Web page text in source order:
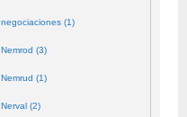
negociaciones (1)
Nemrod (3)
Nemrud (1)
Nerval (2)